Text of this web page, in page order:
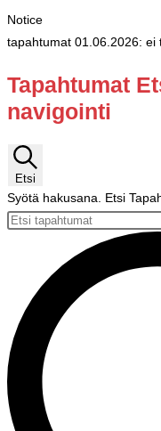
Notice
tapahtumat 01.06.2026: ei
Tapahtumat
navigointi
Etsi
Syötä hakusana. Etsi